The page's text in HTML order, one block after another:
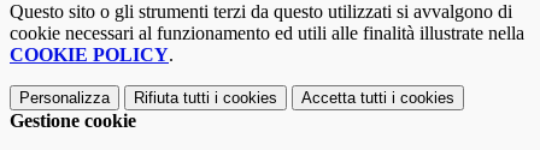
Questo sito o gli strumenti terzi da questo utilizzati si avvalgono di
cookie necessari al funzionamento ed utili alle finalità illustrate nella
COOKIE POLICY.
Personalizza Rifiuta tutti i cookies Accetta tutti i cookies
Gestione cookie